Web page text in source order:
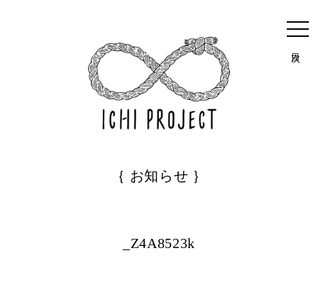
｛ お知らせ ｝
_Z4A8523k